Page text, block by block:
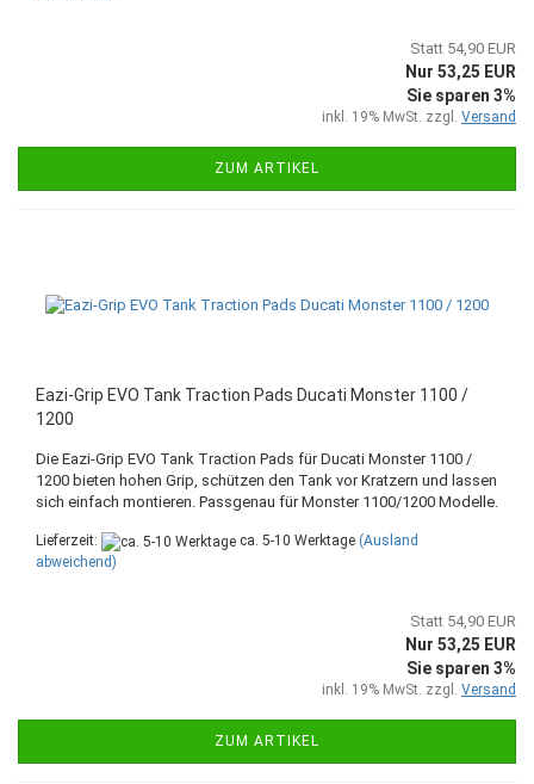
Statt 54,90 EUR
Nur 53,25 EUR
Sie sparen 3%
inkl. 19% MwSt. zzgl. Versand
ZUM ARTIKEL
Eazi-Grip EVO Tank Traction Pads Ducati Monster 1100 /
1200
Die Eazi-Grip EVO Tank Traction Pads für Ducati Monster 1100 /
1200 bieten hohen Grip, schützen den Tank vor Kratzern und lassen
sich einfach montieren. Passgenau für Monster 1100/1200 Modelle.
Lieferzeit: ca. 5-10 Werktage (Ausland
abweichend)
Statt 54,90 EUR
Nur 53,25 EUR
Sie sparen 3%
inkl. 19% MwSt. zzgl. Versand
ZUM ARTIKEL